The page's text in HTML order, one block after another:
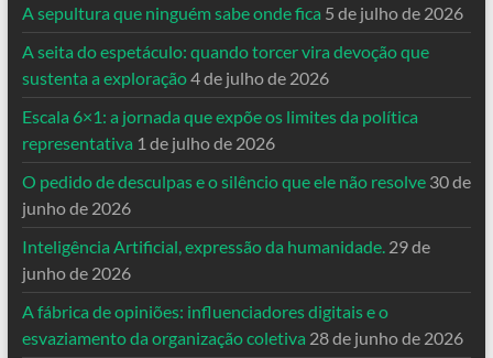
A sepultura que ninguém sabe onde fica 5 de julho de 2026
A seita do espetáculo: quando torcer vira devoção que
sustenta a exploração4 de julho de 2026
Escala 6×1: a jornada que expõe os limites da política
representativa 1 de julho de 2026
O pedido de desculpas e o silêncio que ele não resolve 30 de
junho de 2026
Inteligência Artificial, expressão da humanidade. 29 de
junho de 2026
A fábrica de opiniões: influenciadores digitais e o
esvaziamento da organização coletiva 28 de junho de 2026